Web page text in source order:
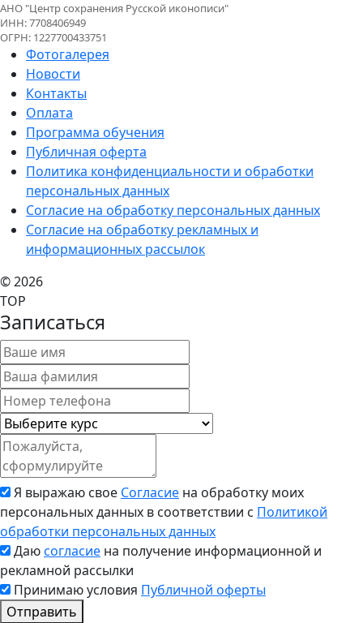
АНО "Центр сохранения Русской иконописи"
ИНН: 7708406949
ОГРН: 1227700433751
Фотогалерея
Новости
Контакты
Оплата
Программа обучения
Публичная оферта
Политика конфиденциальности и обработки
персональных данных
Согласие на обработку персональных данных
Согласие на обработку рекламных и
информационных рассылок
© 2026
TOP
Записаться
Я выражаю свое Согласие на обработку моих
персональных данных в соответствии с Политикой
обработки персональных данных
Даюсогласие на получение информационной и
рекламной рассылки
Принимаю условия Публичной оферты
Отправить